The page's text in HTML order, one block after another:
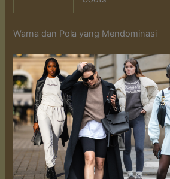
Warna dan Pola yang Mendominasi